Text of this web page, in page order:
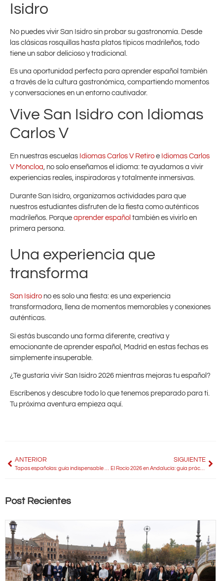
Isidro
No puedes vivir San Isidro sin probar su gastronomía. Desde
las clásicas rosquillas hasta platos típicos madrileños, todo
tiene un sabor delicioso y tradicional.
Es una oportunidad perfecta para aprender español también
a través de la cultura gastronómica, compartiendo momentos
y conversaciones en un entorno cautivador.
Vive San Isidro con Idiomas
Carlos V
En nuestras escuelas Idiomas Carlos V Retiro e Idiomas Carlos
V Moncloa, no solo enseñamos el idioma: te ayudamos a vivir
experiencias reales, inspiradoras y totalmente inmersivas.
Durante San Isidro, organizamos actividades para que
nuestros estudiantes disfruten de la fiesta como auténticos
madrileños. Porque aprender español también es vivirlo en
primera persona.
Una experiencia que
transforma
San Isidro no es solo una fiesta: es una experiencia
transformadora, llena de momentos memorables y conexiones
auténticas.
Si estás buscando una forma diferente, creativa y
emocionante de aprender español, Madrid en estas fechas es
simplemente insuperable.
¿Te gustaría vivir San Isidro 2026 mientras mejoras tu español?
Escríbenos y descubre todo lo que tenemos preparado para ti.
Tu próxima aventura empieza aquí.
ANTERIOR SIGUIENTE
El Rocío 2026 en Andalucía: guía práctica para descubrir su tradición, cultura y esencia auténtica
Post Recientes